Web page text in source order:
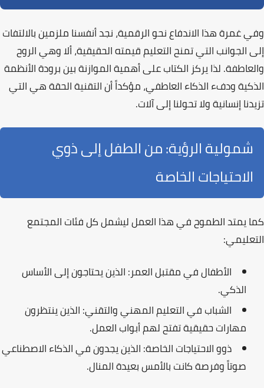
وفي غمرة هذا الاندفاع نحو الرقمية، نجد أنفسنا ملزمين بالالتفات
إلى الجوانب التي تمنح التعليم قيمته الحقيقية، ألا وهيالروح
والعاطفة. لذا يركز الكتاب على أهمية الموازنة بين برودة الأنظمة
الذكية ودفءالذكاء العاطفي، مؤكداً أن التقنية الحقة هي التي
تزيدنا إنسانية ولا تحولنا إلى آلات.
شمولية الرؤية: من الطفل إلى ذوي
الاحتياجات الخاصة
كما يمتد الطموح في هذا العمل ليشمل كل فئات المجتمع
التعليمي:
الأطفال في مقتبل العمر:الذين يحتاجون إلى الأساس
الذكي.
الشباب في التعليم المهني والتقني:الذين ينتظرون
مهارات حقيقية تفتح لهم أبواب العمل.
ذوو الاحتياجات الخاصة:الذين يجدون في الذكاء الاصطناعي
صوتاً وفرصة كانت بالأمس بعيدة المنال.